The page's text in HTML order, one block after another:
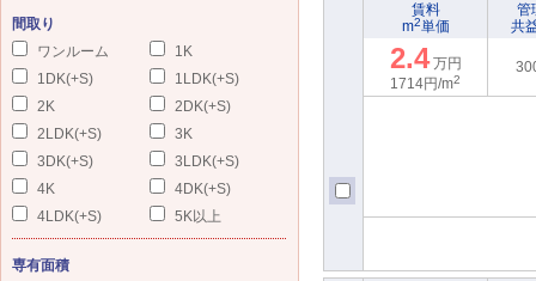
間取り
ワンルーム
1K
1DK(+S)
1LDK(+S)
2K
2DK(+S)
2LDK(+S)
3K
3DK(+S)
3LDK(+S)
4K
4DK(+S)
4LDK(+S)
5K以上
専有面積
賃料
m2単価
管
共
2.4 万円
1714円/m2